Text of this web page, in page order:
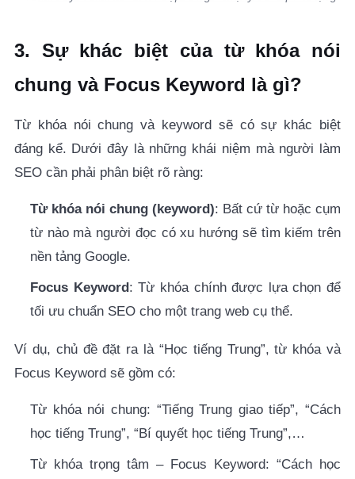
3. Sự khác biệt của từ khóa nói
chung và Focus Keyword là gì?
Từ khóa nói chung và keyword sẽ có sự khác biệt
đáng kể. Dưới đây là những khái niệm mà người làm
SEO cần phải phân biệt rõ ràng:
Từ khóa nói chung (keyword): Bất cứ từ hoặc cụm
từ nào mà người đọc có xu hướng sẽ tìm kiếm trên
nền tảng Google.
Focus Keyword: Từ khóa chính được lựa chọn để
tối ưu chuẩn SEO cho một trang web cụ thể.
Ví dụ, chủ đề đặt ra là “Học tiếng Trung”, từ khóa và
Focus Keyword sẽ gồm có:
Từ khóa nói chung: “Tiếng Trung giao tiếp”, “Cách
học tiếng Trung”, “Bí quyết học tiếng Trung”,…
Từ khóa trọng tâm – Focus Keyword: “Cách học